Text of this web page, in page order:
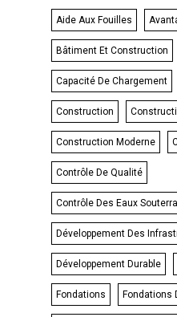
Aide Aux Fouilles
Bâtiment Et Construction
Capacité De Chargement
Construction
Construction Moderne
Contrôle De Qualité
Contrôle Des Eaux
Développement Des
Développement Durable
Fondations Fondations